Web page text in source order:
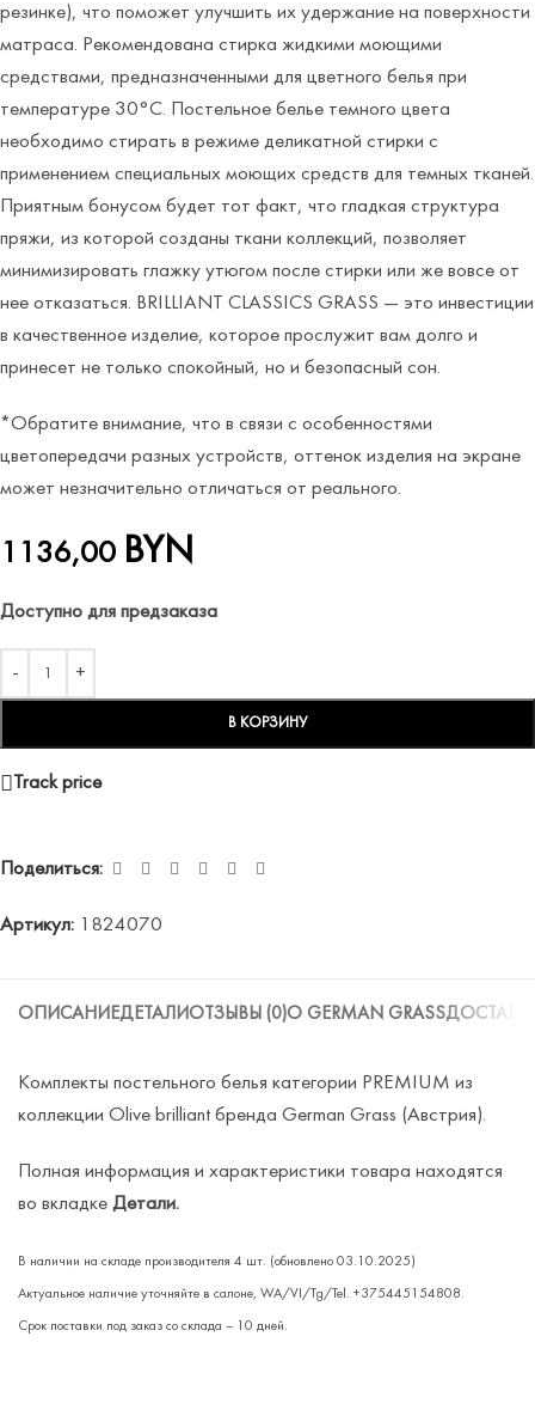
резинке), что поможет улучшить их удержание на поверхности
матраса. Рекомендована стирка жидкими моющими
средствами, предназначенными для цветного белья при
температуре 30°С. Постельное белье темного цвета
необходимо стирать в режиме деликатной стирки с
применением специальных моющих средств для темных тканей.
Приятным бонусом будет тот факт, что гладкая структура
пряжи, из которой созданы ткани коллекций, позволяет
минимизировать глажку утюгом после стирки или же вовсе от
нее отказаться. BRILLIANT CLASSICS GRASS — это инвестиции
в качественное изделие, которое прослужит вам долго и
принесет не только спокойный, но и безопасный сон.
*Обратите внимание, что в связи с особенностями
цветопередачи разных устройств, оттенок изделия на экране
может незначительно отличаться от реального.
1136,00 BYN
Доступно для предзаказа
В КОРЗИНУ
Track price
Поделиться:
Артикул: 1824070
ОПИСАНИЕДЕТАЛИОТЗЫВЫ (0)О GERMAN GRASS
Комплекты постельного белья категории PREMIUM из
коллекции Olive brilliant бренда German Grass (Австрия).
Полная информация и характеристики товара находятся
во вкладке Детали.
В наличии на складе производителя 4 шт. (обновлено 03.10.2025)
Актуальное наличие уточняйте в салоне, WA/VI/Tg/Tel. +375445154808.
Срок поставки под заказ со склада – 10 дней.